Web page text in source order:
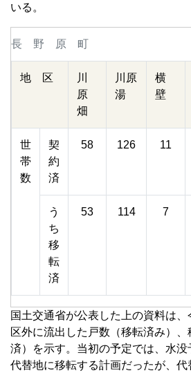
いる。
長 野 原 町
地 区
川
原
畑
川原
湯
横
壁
世
帯
数
契
約
済
58 126 11
う
ち
移
転
済
53 114 7
国土交通省が公表した上の資料は
区外に流出した戸数（移転済み）
済）を示す。当初の予定では、水
代替地に移転する計画だったが、